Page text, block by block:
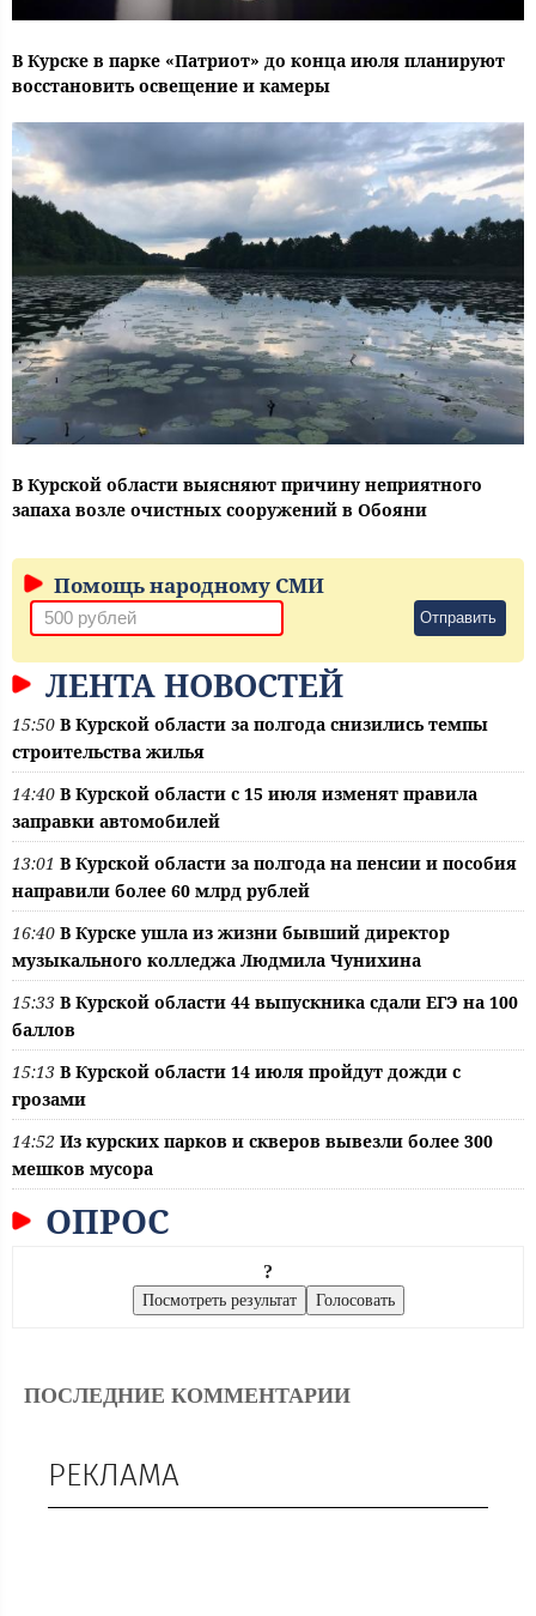
В Курске в парке «Патриот» до конца июля планируют
восстановить освещение и камеры
В Курской области выясняют причину неприятного
запаха возле очистных сооружений в Обояни
Помощь народному СМИ
Отправить
ЛЕНТА НОВОСТЕЙ
15:50 В Курской области за полгода снизились темпы
строительства жилья
14:40 В Курской области с 15 июля изменят правила
заправки автомобилей
13:01 В Курской области за полгода на пенсии и пособия
направили более 60 млрд рублей
16:40 В Курске ушла из жизни бывший директор
музыкального колледжа Людмила Чунихина
15:33 В Курской области 44 выпускника сдали ЕГЭ на 100
баллов
15:13 В Курской области 14 июля пройдут дожди с
грозами
14:52 Из курских парков и скверов вывезли более 300
мешков мусора
ОПРОС
?
ПОСЛЕДНИЕ КОММЕНТАРИИ
РЕКЛАМА